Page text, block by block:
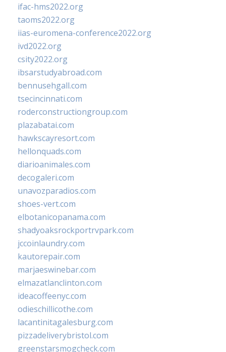
ifac-hms2022.org
taoms2022.org
iias-euromena-conference2022.org
ivd2022.org
csity2022.org
ibsarstudyabroad.com
bennusehgall.com
tsecincinnati.com
roderconstructiongroup.com
plazabatai.com
hawkscayresort.com
hellonquads.com
diarioanimales.com
decogaleri.com
unavozparadios.com
shoes-vert.com
elbotanicopanama.com
shadyoaksrockportrvpark.com
jccoinlaundry.com
kautorepair.com
marjaeswinebar.com
elmazatlanclinton.com
ideacoffeenyc.com
odieschillicothe.com
lacantinitagalesburg.com
pizzadeliverybristol.com
greenstarsmogcheck.com